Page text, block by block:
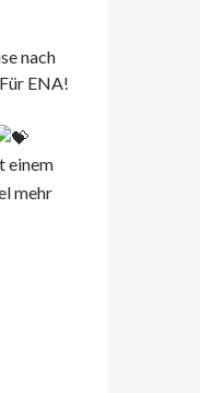
nach
ENA!
einem
mehr